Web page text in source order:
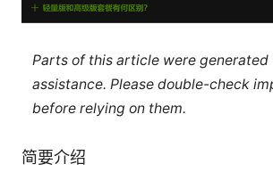
Parts of this article were generated
assistance. Please double-check
before relying on them.
简要介绍